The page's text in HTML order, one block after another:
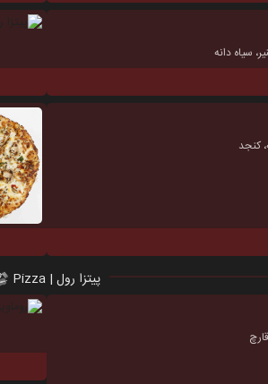
سیاه دانه
کنجد
پیتزا رول | Pizza